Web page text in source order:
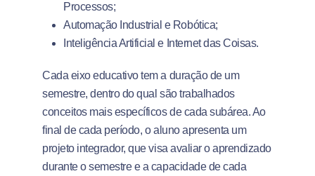
Processos;
Automação Industrial e Robótica;
Inteligência Artificial e Internet das Coisas.
Cada eixo educativo tem a duração de um
semestre, dentro do qual são trabalhados
conceitos mais específicos de cada subárea. Ao
final de cada período, o aluno apresenta um
projeto integrador, que visa avaliar o aprendizado
durante o semestre e a capacidade de cada